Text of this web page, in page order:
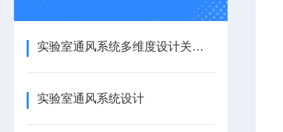
实验室通风系统多维度设计关键要素
实验室通风系统设计